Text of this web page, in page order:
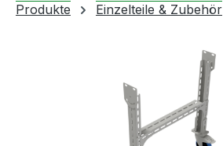
Produkte
Einzelteile & Zubehör